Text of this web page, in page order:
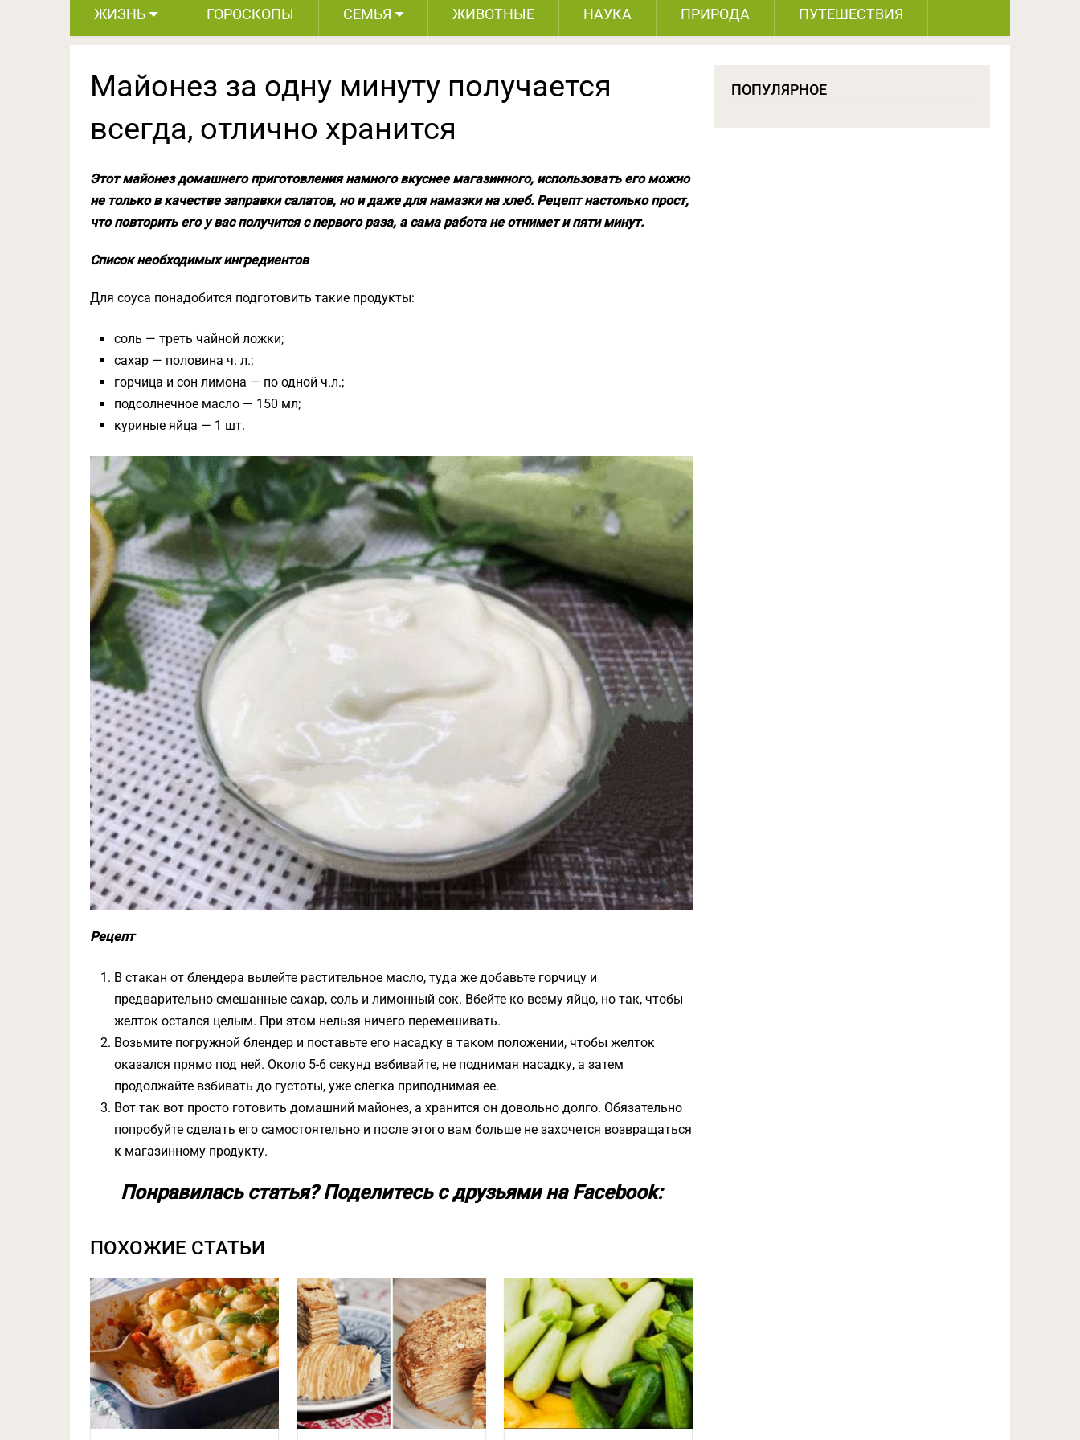
ЖИЗНЬ ГОРОСКОПЫ СЕМЬЯ ЖИВОТНЫЕ НАУКА ПРИРОДА ПУТЕШЕСТВИЯ
Майонез за одну минуту получается
всегда, отлично хранится
Этот майонез домашнего приготовления намного вкуснее магазинного, использовать его можно
не только в качестве заправки салатов, но и даже для намазки на хлеб. Рецепт настолько прост,
что повторить его у вас получится с первого раза, а сама работа не отнимет и пяти минут.
Список необходимых ингредиентов
Для соуса понадобится подготовить такие продукты:
соль — треть чайной ложки;
сахар — половина ч. л.;
горчица и сон лимона — по одной ч.л.;
подсолнечное масло — 150 мл;
куриные яйца — 1 шт.
Рецепт
В стакан от блендера вылейте растительное масло, туда же добавьте горчицу и
предварительно смешанные сахар, соль и лимонный сок. Вбейте ко всему яйцо, но так, чтобы
желток остался целым. При этом нельзя ничего перемешивать.
Возьмите погружной блендер и поставьте его насадку в таком положении, чтобы желток
оказался прямо под ней. Около 5-6 секунд взбивайте, не поднимая насадку, а затем
продолжайте взбивать до густоты, уже слегка приподнимая ее.
Вот так вот просто готовить домашний майонез, а хранится он довольно долго. Обязательно
попробуйте сделать его самостоятельно и после этого вам больше не захочется возвращаться
к магазинному продукту.
Понравилась статья? Поделитесь с друзьями на Facebook:
ПОХОЖИЕ СТАТЬИ
ПОПУЛЯРНОЕ